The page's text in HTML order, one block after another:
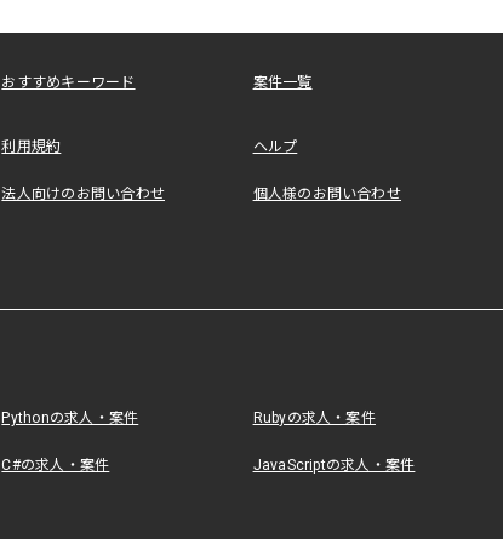
おすすめキーワード 案件一覧
利用規約 ヘルプ
法人向けのお問い合わせ 個人様のお問い合わせ
Pythonの求人・案件 Rubyの求人・案件
C#の求人・案件 JavaScriptの求人・案件